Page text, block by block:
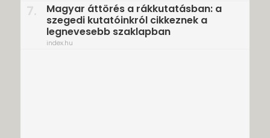
7.
Magyar áttörés a rákkutatásban: a
szegedi kutatóinkról cikkeznek a
legnevesebb szaklapban
index.hu